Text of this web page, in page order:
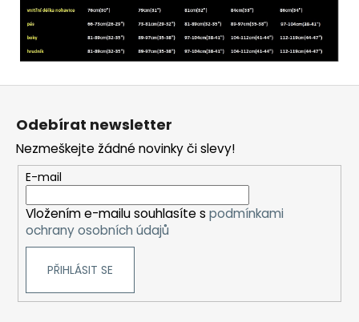
Z
Odebírat newsletter
Nezmeškejte žádné novinky či slevy!
E-mail
Vložením e-mailu souhlasíte s podmínkami
ochrany osobních údajů
PŘIHLÁSIT SE